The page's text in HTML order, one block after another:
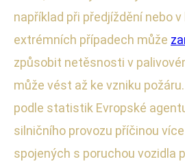
například při předjíždění nebo
extrémních případech může
způsobit netěsnosti v
může vést až ke vzniku
podle statistik Evropské
silničního provozu příčinou více
spojených s poruchou vozidla